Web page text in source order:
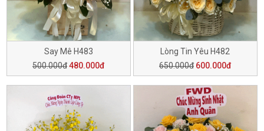
Say Mê H483
500.000đ480.000đ
Lòng Tin Yêu H482
650.000đ 600.000đ